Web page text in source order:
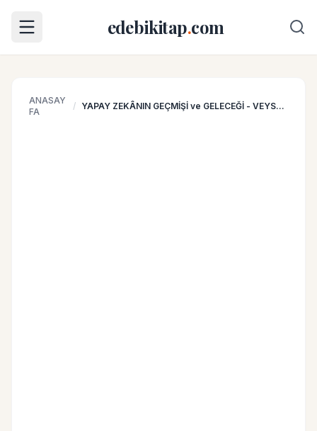
edebikitap.com
ANASAY
FA
/ YAPAY ZEKÂNIN GEÇMİŞİ ve GELECEĞİ - VEYSEL ALTUNBAY